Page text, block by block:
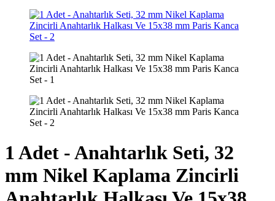
1 Adet - Anahtarlık Seti, 32
mm Nikel Kaplama Zincirli